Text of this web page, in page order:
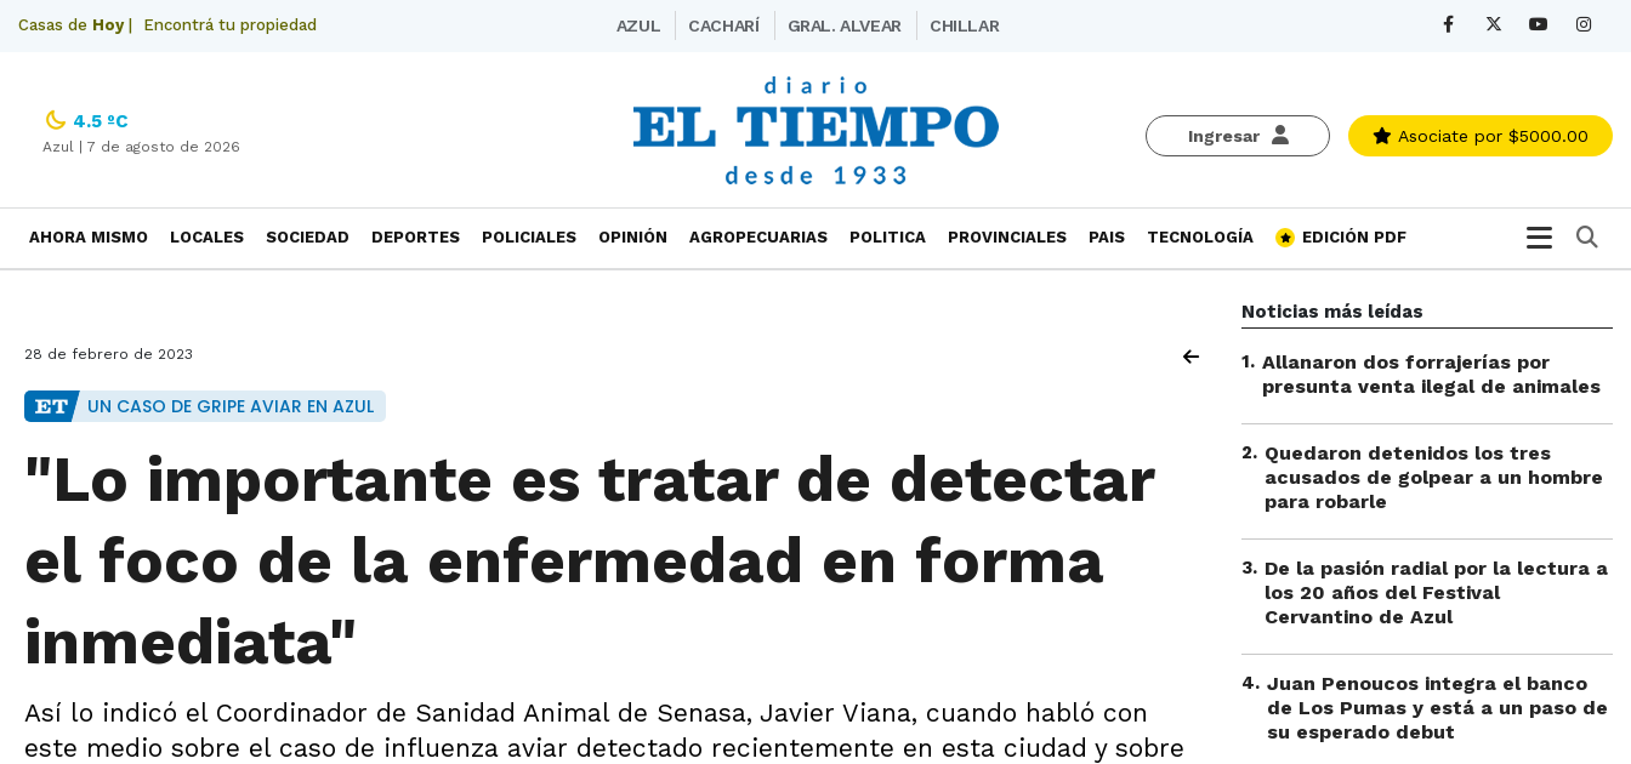
Casas de Hoy| Encontrá tu propiedad AZUL CACHARÍ GRAL. ALVEAR CHILLAR
Ingresar Asociate por $5000.00
4.5 ºC
Azul | 7 de agosto de 2026
AHORA MISMO LOCALES SOCIEDAD DEPORTES POLICIALES OPINIÓN AGROPECUARIAS POLITICA PROVINCIALES PAIS TECNOLOGÍA EDICIÓN PDF
28 de febrero de 2023
UN CASO DE GRIPE AVIAR EN AZUL
"Lo importante es tratar de detectar
el foco de la enfermedad en forma
inmediata"
Así lo indicó el Coordinador de Sanidad Animal de Senasa, Javier Viana, cuando habló con
este medio sobre el caso de influenza aviar detectado recientemente en esta ciudad y sobre
Noticias más leídas
1. Allanaron dos forrajerías por
presunta venta ilegal de animales
2. Quedaron detenidos los tres
acusados de golpear a un hombre
para robarle
3. De la pasión radial por la lectura a
los 20 años del Festival
Cervantino de Azul
4. Juan Penoucos integra el banco
de Los Pumas y está a un paso de
su esperado debut